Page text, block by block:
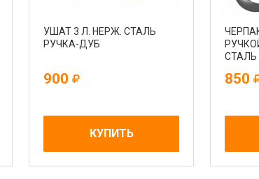
УШАТ 3 Л. НЕРЖ. СТАЛЬ
РУЧКА-ДУБ
900
КУПИТЬ
СТАЛЬ
850